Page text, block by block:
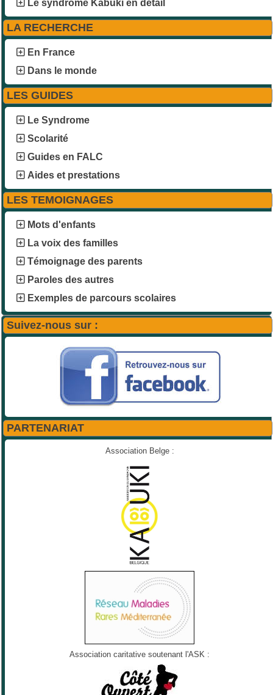
Le syndrome Kabuki en détail
LA RECHERCHE
En France
Dans le monde
LES GUIDES
Le Syndrome
Scolarité
Guides en FALC
Aides et prestations
LES TEMOIGNAGES
Mots d'enfants
La voix des familles
Témoignage des parents
Paroles des autres
Exemples de parcours scolaires
Suivez-nous sur :
PARTENARIAT
Association Belge :
Association caritative soutenant l'ASK :